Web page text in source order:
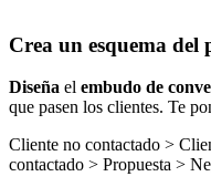
Crea un esquema del
Diseña el embudo de
que pasen los clientes. Te
Cliente no contactado >
contactado > Propuesta >